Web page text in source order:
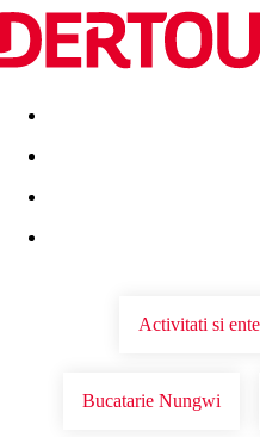
Destinatii Vacanta perfecta
Activitati si
Bucatarie Nungwi